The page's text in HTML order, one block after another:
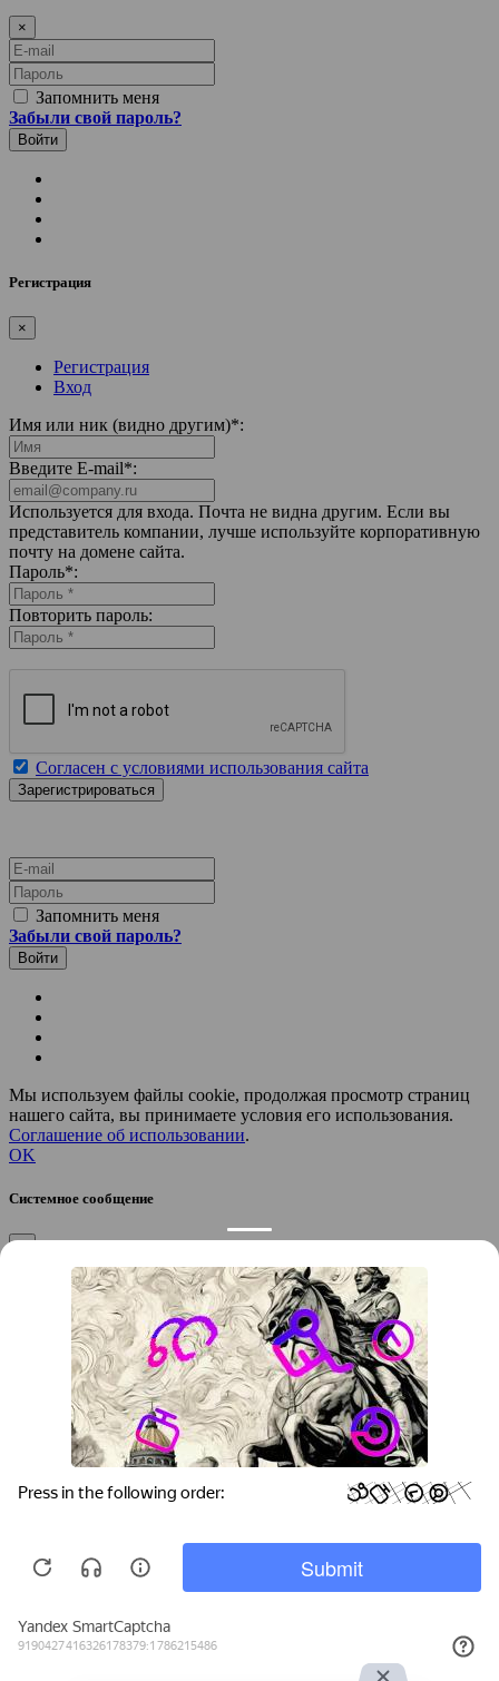
×
E-mail
Пароль
Запомнить меня
Забыли свой пароль?
Регистрация
×
Регистрация
Вход
Имя или ник (видно другим)*:
Введите E-mail*:
Используется для входа. Почта не видна другим. Если вы
представитель компании, лучше используйте корпоративную
почту на домене сайта.
Пароль*:
Повторить пароль:
Согласен с условиями использования сайта
E-mail
Пароль
Запомнить меня
Забыли свой пароль?
Мы используем файлы cookie, продолжая просмотр страниц
нашего сайта, вы принимаете условия его использования.
Соглашение об использовании.
OK
Системное сообщение
×
Закрыть
Подтверждение компании
Если вы директор, руководитель или официальный
представитель компании “”, вы можете привязать компанию к
своему аккаунту, чтобы получать уведомления и
редактировать контакты.
Вы желаете привязать эту компанию к своему аккаунту?
Укажите город, который требуется найти:
Начните вводить название города, а мы подскажем